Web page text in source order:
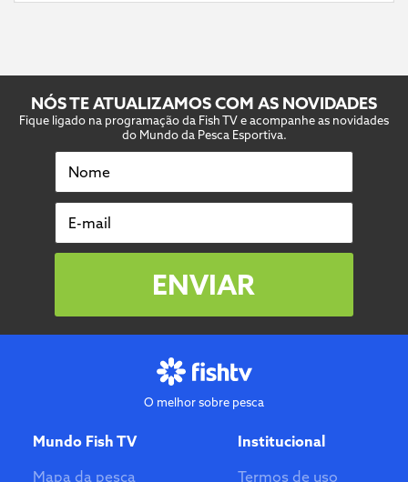
NÓS TE ATUALIZAMOS COM AS NOVIDADES
Fique ligado na programação da Fish TV e acompanhe as novidades
do Mundo da Pesca Esportiva.
Nome
E-mail
ENVIAR
O melhor sobre pesca
Mundo Fish TV
Mapa da pesca
Institucional
Termos de uso